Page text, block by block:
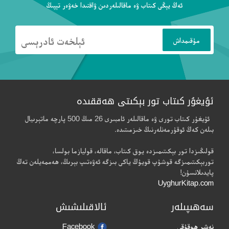
ئەڭ يېڭى كىتاب ۋە ماقالىلەردىن ۋاقتىدا خەۋەر تېپىڭ
ئۇيغۇر كىتاب تور بېكىتى ھەققىدە
ئۇيغۇر كىتاب تورى ۋە ماقالىلەر ئامبىرى 26 مىڭ 500 پارچە ماتېرىيال
بىلەن كەڭ ئوقۇرمەنلەرنىڭ خىزمىتىدە.
قولىڭىزدا تور بېكىتىمىزدە يوق كىتاب، ماقالە، قوليازما بولسا،
توربېكىتىمىزگە قوشۇپ قويۇڭ ياكى بىزگە ئەۋەتىپ بېرىڭ، ھەممەيلەن تەڭ
پايدىلانسۇن!
UyghurKitap.com
سەھىپىلەر
نەشر ھوقۇقى
ئالاقىلىشىش
Facebook